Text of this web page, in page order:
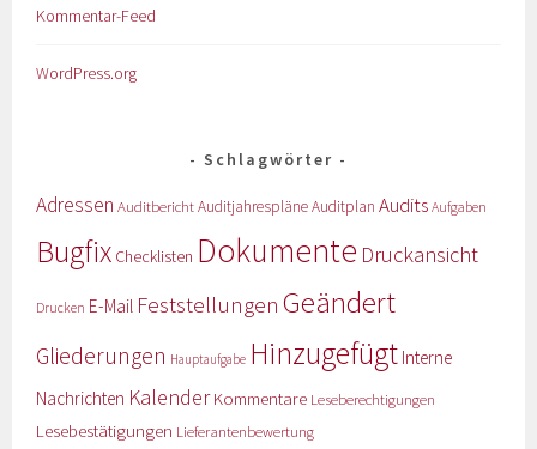
Kommentar-Feed
WordPress.org
Schlagwörter
Adressen AuditberichtAuditjahrespläneAuditplan Audits Aufgaben
Bugfix Checklisten Dokumente Druckansicht
Drucken E-Mail Feststellungen Geändert
Gliederungen Hauptaufgabe Hinzugefügt Interne
Nachrichten KalenderKommentare Leseberechtigungen
Lesebestätigungen Lieferantenbewertung